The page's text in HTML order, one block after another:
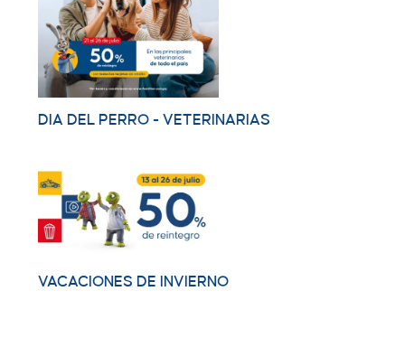
DIA DEL PERRO - VETERINARIAS
VACACIONES DE INVIERNO